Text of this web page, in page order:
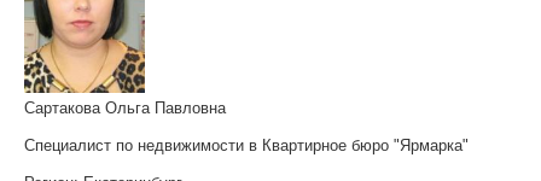
Сартакова Ольга Павловна
Специалист по недвижимости в Квартирное бюро "Ярмарка"